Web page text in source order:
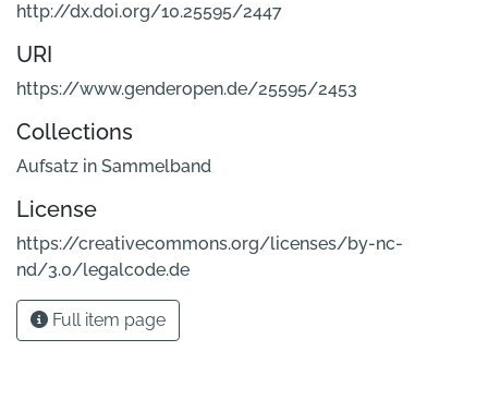
http://dx.doi.org/10.25595/2447
URI
https://www.genderopen.de/25595/2453
Collections
Aufsatz in Sammelband
License
https://creativecommons.org/licenses/by-nc-
nd/3.0/legalcode.de
Full item page